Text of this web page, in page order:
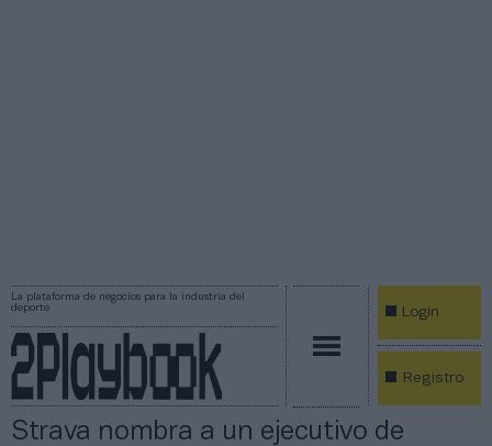
La plataforma de negocios para la industria del
deporte
Login
Registro
Strava nombra a un ejecutivo de